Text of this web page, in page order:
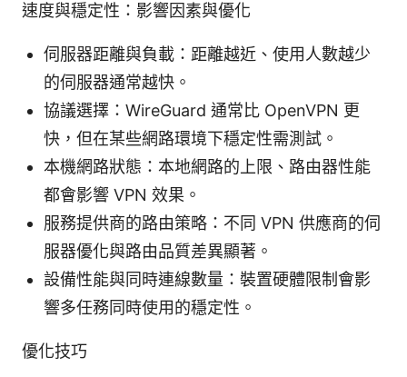
速度與穩定性：影響因素與優化
伺服器距離與負載：距離越近、使用人數越少
的伺服器通常越快。
協議選擇：WireGuard 通常比 OpenVPN 更
快，但在某些網路環境下穩定性需測試。
本機網路狀態：本地網路的上限、路由器性能
都會影響 VPN 效果。
服務提供商的路由策略：不同 VPN 供應商的伺
服器優化與路由品質差異顯著。
設備性能與同時連線數量：裝置硬體限制會影
響多任務同時使用的穩定性。
優化技巧